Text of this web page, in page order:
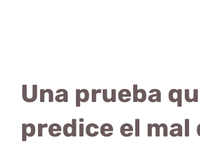
Una prueba
predice el mal